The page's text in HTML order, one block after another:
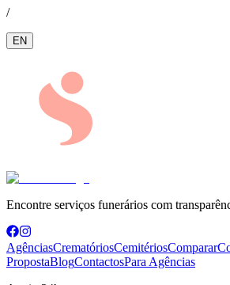
/
EN
Encontre serviços funerários com
AgênciasCrematóriosCemitériosComparar
PropostaBlogContactosPara Agências